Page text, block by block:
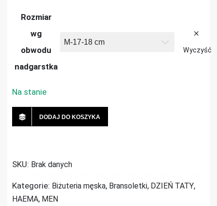
Rozmiar
wg
obwodu
nadgarstka
Wyczyść
Na stanie
DODAJ DO KOSZYKA
SKU: Brak danych
Kategorie: Biżuteria męska, Bransoletki, DZIEŃ TATY,
HAEMA, MEN